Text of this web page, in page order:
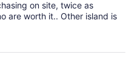
on site, twice as
are worth it.. Other island is